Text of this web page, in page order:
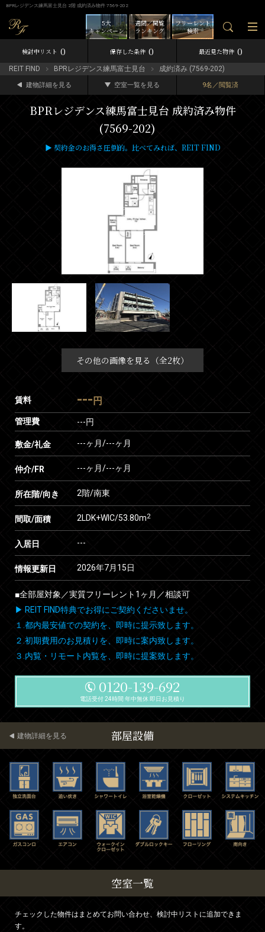
BPRレジデンス練馬富士見台 2階 成約済み物件 7569-202
フリーレント
検索
週間／閲覧
ランキング
5大
キャンペーン
検討中リスト 0 保存した条件 0 最近見た物件 0
REIT FIND BPRレジデンス練馬富士見台 成約済み (7569-202)
建物詳細を見る 空室一覧を見る 9名／閲覧済
BPRレジデンス練馬富士見台 成約済み物件
(7569-202)
▶ 契約金のお得さ圧倒的。比べてみれば、REIT FIND
その他の画像を見る（全2枚）
賃料 --- 円
管理費 ---円
敷金/礼金 ---ヶ月/---ヶ月
仲介/FR ---ヶ月/---ヶ月
所在階/向き 2階/南東
間取/面積 2LDK+WIC/53.80m2
入居日 ---
情報更新日 2026年7月15日
■全部屋対象／実質フリーレント1ヶ月／相談可
▶ REIT FIND特典でお得にご契約くださいませ。
１.都内最安値での契約を、即時に提示致します。
２.初期費用のお見積りを、即時に案内致します。
３.内覧・リモート内覧を、即時に提案致します。
0120-139-692
電話受付 24時間 年中無休 即日お見積り
部屋設備
建物詳細を見る
空室一覧
チェックした物件はまとめてお問い合わせ、検討中リストに追加できま
す。